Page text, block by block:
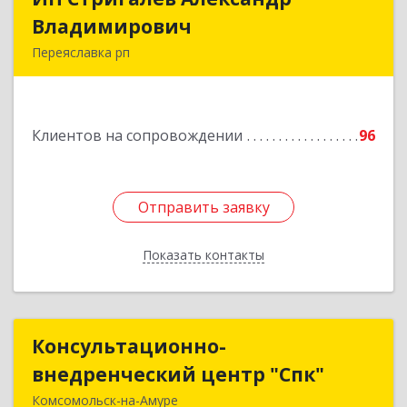
Владимирович
Переяславка рп
Клиентов на сопровождении 96
Отправить заявку
Показать контакты
Подробнее
Отправить заявку
Назад
Консультационно-
внедренческий центр "Спк"
Комсомольск-на-Амуре
Консультационно-
внедренческий центр "Спк"